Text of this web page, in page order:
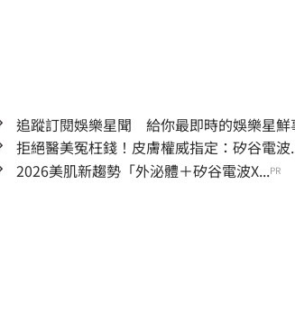
追蹤訂閱娛樂星聞 給你最即時的娛樂星鮮
拒絕醫美冤枉錢！皮膚權威指定：矽谷電波
2026美肌新趨勢「外泌體＋矽谷電波X...PR